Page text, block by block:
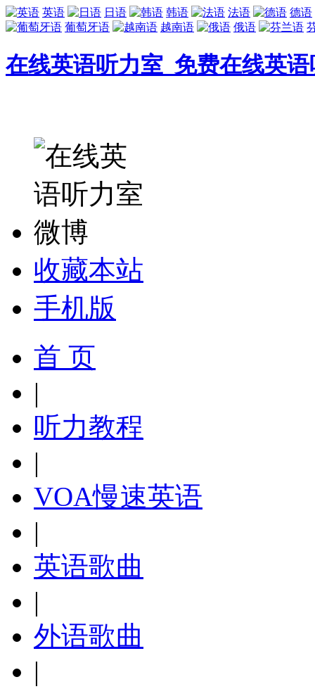
英语 日语 韩语 法语
德语
葡萄牙语
越南语 俄语
在线英语听力室_免费在线英
收藏本站
手机版
首 页
|
听力教程
|
VOA慢速英语
|
英语歌曲
|
外语歌曲
|